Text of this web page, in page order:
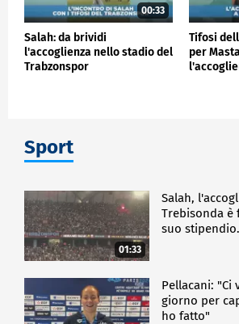
00:33
Salah: da brividi
l'accoglienza nello stadio del
Trabzonspor
Tifosi
per
Sport
01:33
Salah,
Trebisonda è
suo
Pellacani: "Ci
giorno per
ho fatto"